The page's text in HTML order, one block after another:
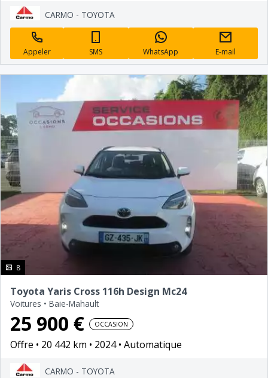
CARMO - TOYOTA
Appeler SMS WhatsApp E-mail
8photo(s)
Toyota Yaris Cross 116h Design Mc24
Voitures • Baie-Mahault
25 900 € OCCASION
Offre 20 442 km 2024 Automatique
CARMO - TOYOTA